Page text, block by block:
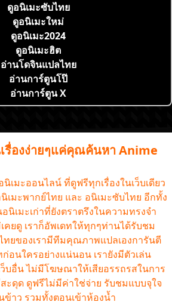
ดูอนิเมะซับไทย
ดูอนิเมะใหม่
ดูอนิเมะ2024
ดูอนิเมะฮิต
อ่านโดจินแปลไทย
อ่านการ์ตูนโป๊
อ่านการ์ตูน X
รื่องง่ายๆแค่คุณค้นหา Anime
เมะออนไลน์ ที่ดูฟรีทุกเรื่องในเว็บเดียว
เมะพากย์ไทย และ อนิเมะซับไทย อีกทั้ง
นิเมะเก่าที่ยังตราตรึงในความทรงจำ
คยดู เราก็อัพเดทให้ทุกๆท่านได้รับชม
ทยของเรามีทีมคุณภาพแปลเองการันตี
ก่อนใครอย่างแน่นอน เรายังมีตัวเล่น
ว็บอื่น ไม่มีโฆษณาให้เสียอรรถรสในการ
ะดุด ดูฟรีไม่มีค่าใช่จ่าย รับชมแบบจุใจ
าว รวมทั้งตอนเข้าห้องน้ำ